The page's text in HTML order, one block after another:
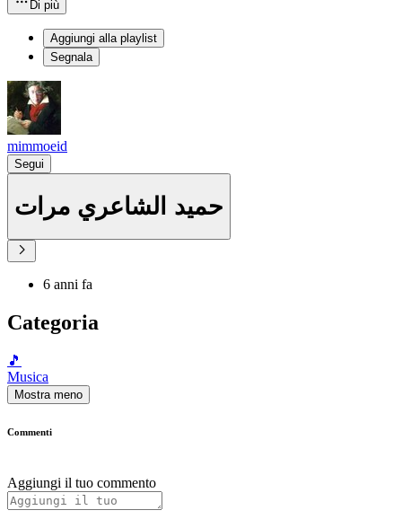
Di più
Aggiungi alla playlist
Segnala
mimmoeid
Segui
حميد الشاعري مرات
6 anni fa
Categoria
🎵
Musica
Mostra meno
Commenti
Aggiungi il tuo commento